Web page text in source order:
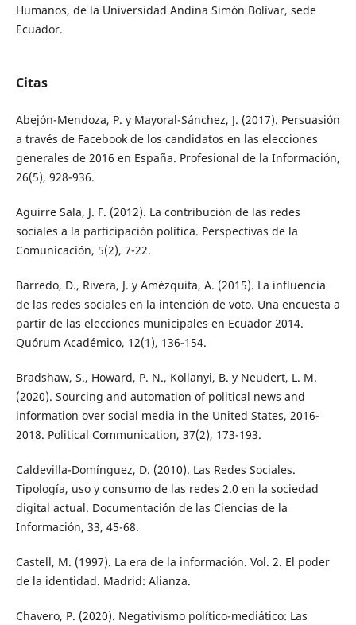
Humanos, de la Universidad Andina Simón Bolívar, sede
Ecuador.
Citas
Abejón-Mendoza, P. y Mayoral-Sánchez, J. (2017). Persuasión
a través de Facebook de los candidatos en las elecciones
generales de 2016 en España. Profesional de la Información,
26(5), 928-936.
Aguirre Sala, J. F. (2012). La contribución de las redes
sociales a la participación política. Perspectivas de la
Comunicación, 5(2), 7-22.
Barredo, D., Rivera, J. y Amézquita, A. (2015). La influencia
de las redes sociales en la intención de voto. Una encuesta a
partir de las elecciones municipales en Ecuador 2014.
Quórum Académico, 12(1), 136-154.
Bradshaw, S., Howard, P. N., Kollanyi, B. y Neudert, L. M.
(2020). Sourcing and automation of political news and
information over social media in the United States, 2016-
2018. Political Communication, 37(2), 173-193.
Caldevilla-Domínguez, D. (2010). Las Redes Sociales.
Tipología, uso y consumo de las redes 2.0 en la sociedad
digital actual. Documentación de las Ciencias de la
Información, 33, 45-68.
Castell, M. (1997). La era de la información. Vol. 2. El poder
de la identidad. Madrid: Alianza.
Chavero, P. (2020). Negativismo político-mediático: Las